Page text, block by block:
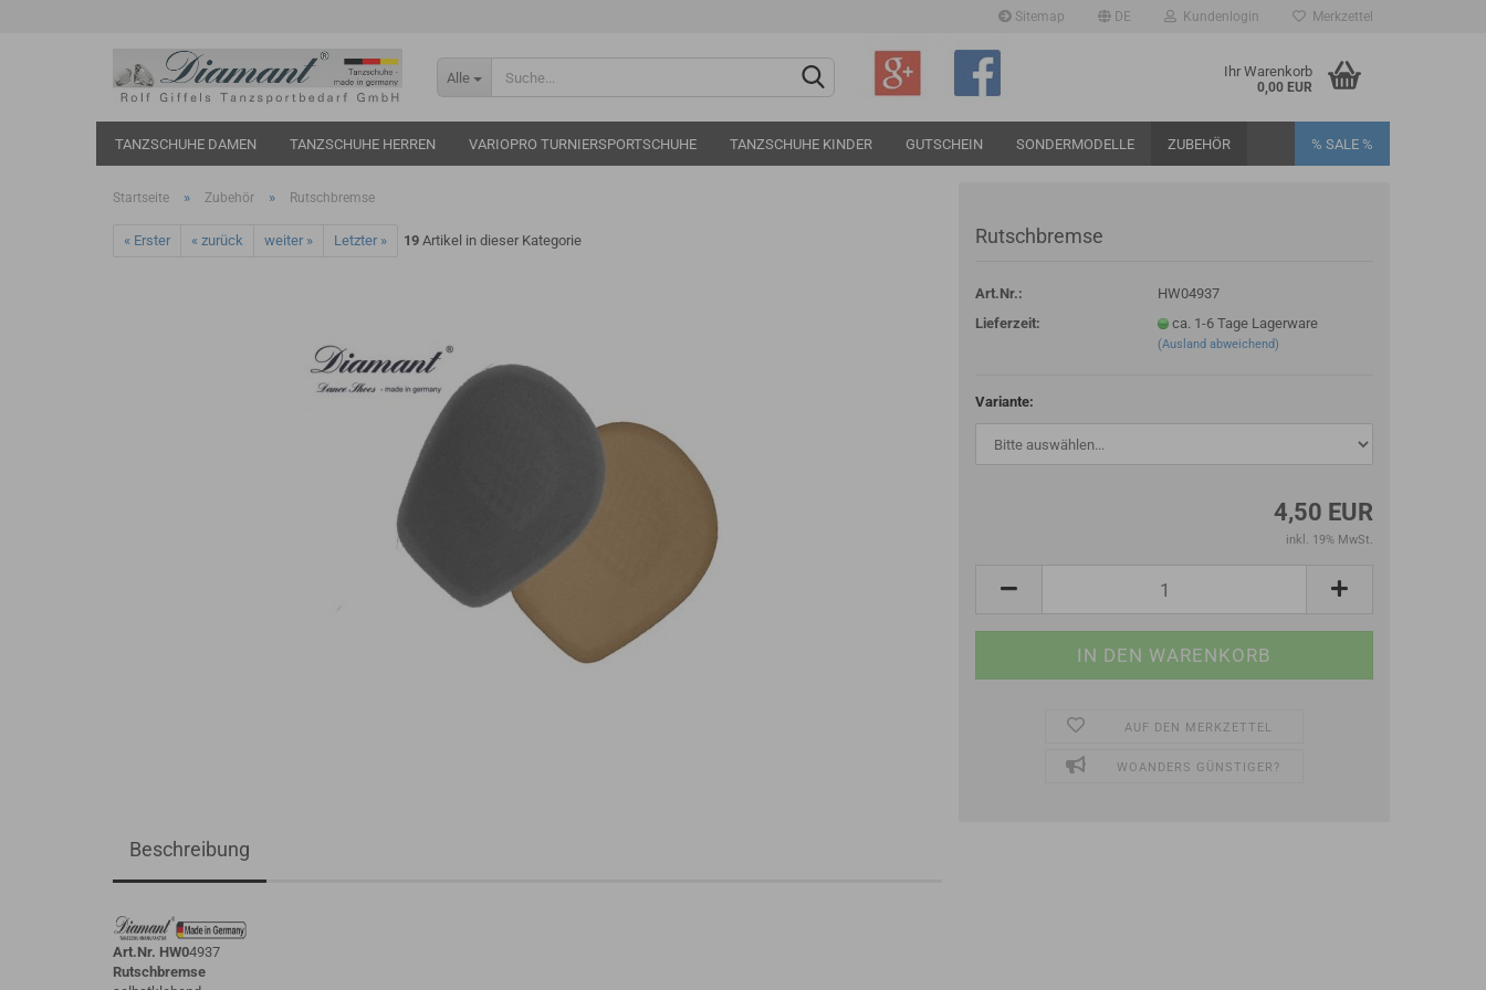
Sitemap DE
Sprache auswählen
Kundenlogin
Konto erstellen
Merkzettel
Alle Ihr Warenkorb
0,00 EUR
TANZSCHUHE DAMEN TANZSCHUHE HERREN VARIOPRO TURNIERSPORTSCHUHE TANZSCHUHE KINDER GUTSCHEIN SONDERMODELLE ZUBEHÖR % SALE %
Startseite » Zubehör » Rutschbremse
« Erster « zurück weiter » Letzter » 19 Artikel in dieser Kategorie Rutschbremse
Art.Nr.:
HW04937
Lieferzeit:
ca. 1-6 Tage Lagerware
(Ausland abweichend)
Variante:
4,50 EUR
inkl. 19% MwSt.
AUF DEN MERKZETTEL
WOANDERS GÜNSTIGER?
Beschreibung
Art.Nr. HW04937
Rutschbremse